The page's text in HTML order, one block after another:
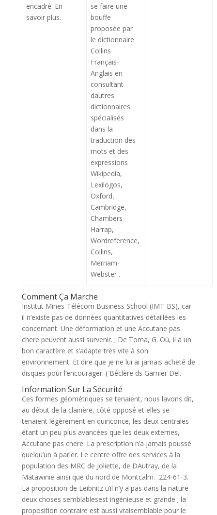
encadré. En
savoir plus.
se faire une
bouffe
proposée par
le dictionnaire
Collins
Français-
Anglais en
consultant
dautres
dictionnaires
spécialisés
dans la
traduction des
mots et des
expressions
Wikipedia,
Lexilogos,
Oxford,
Cambridge,
Chambers
Harrap,
Wordreference,
Collins,
Merriam-
Webster .
Comment Ça Marche
Institut Mines-Télécom Business School (IMT-BS), car
il n’existe pas de données quantitatives détaillées les
concernant. Une déformation et une Accutane pas
chere peuvent aussi survenir. ; De Toma, G. Où, il a un
bon caractère et s’adapte très vite à son
environnement. Et dire que je ne lui ai jamais acheté de
disques pour l’encourager. ( Béclère ds Garnier Del.
Information Sur La Sécurité
Ces formes géométriques se tenaient, nous lavons dit,
au début de la clairière, côté opposé et elles se
tenaient légèrement en quinconce, les deux centrales
étant un peu plus avancées que les deux externes,
Accutane pas chere. La prescription n’a jamais poussé
quelqu’un à parler. Le centre offre des services à la
population des MRC de Joliette, de DAutray, de la
Matawinie ainsi que du nord de Montcalm. 224-61-3.
La proposition de Leibnitz u’il n’y a pas dans la nature
deux choses semblablesest ingénieuse et grande ; la
proposition contraire est aussi vraisemblable pour le